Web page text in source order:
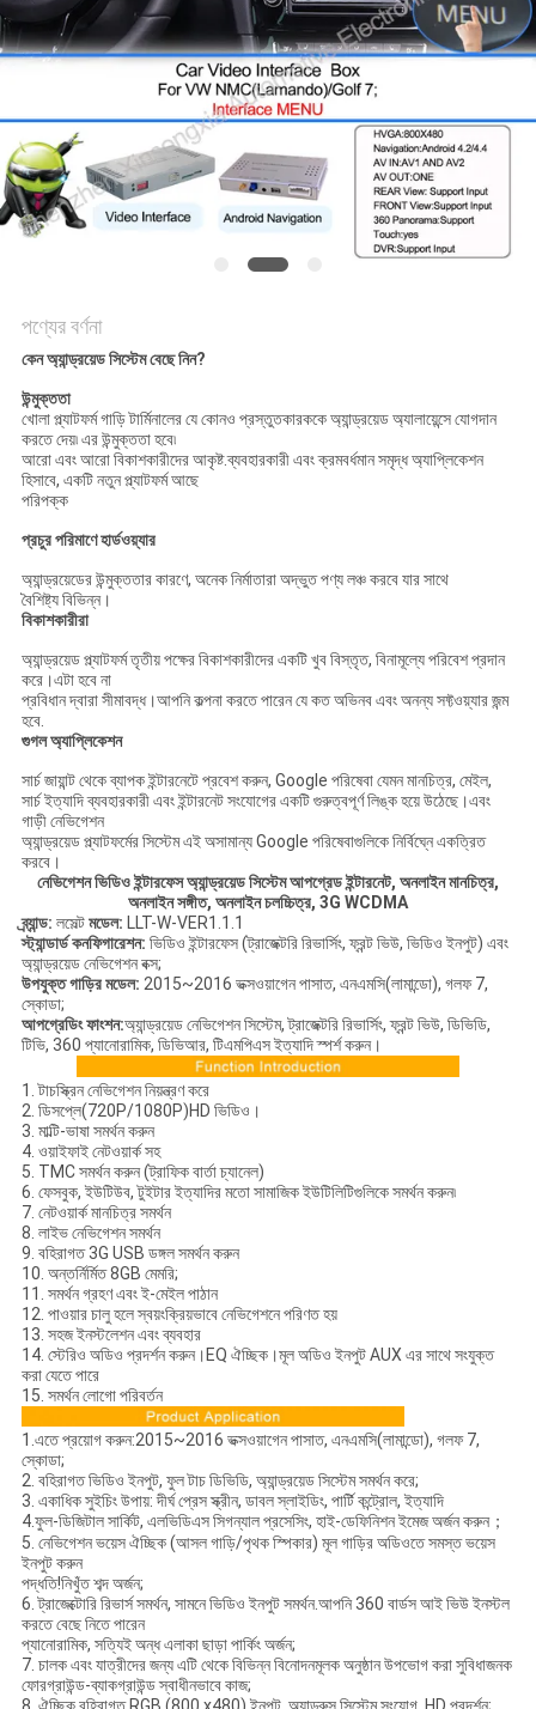
সাইট
ম্যাপ
PRIVACY
POLICY
পণ্যের বর্ণনা
কেন অ্যান্ড্রয়েড সিস্টেম বেছে নিন?
উন্মুক্ততা
খোলা প্ল্যাটফর্ম গাড়ি টার্মিনালের যে কোনও প্রস্তুতকারককে অ্যান্ড্রয়েড অ্যালায়েন্সে যোগদান
করতে দেয়৷ এর উন্মুক্ততা হবে৷
আরো এবং আরো বিকাশকারীদের আকৃষ্ট.ব্যবহারকারী এবং ক্রমবর্ধমান সমৃদ্ধ অ্যাপ্লিকেশন
হিসাবে, একটি নতুন প্ল্যাটফর্ম আছে
পরিপক্ক
প্রচুর পরিমাণে হার্ডওয়্যার
অ্যান্ড্রয়েডের উন্মুক্ততার কারণে, অনেক নির্মাতারা অদ্ভুত পণ্য লঞ্চ করবে যার সাথে
বৈশিষ্ট্য বিভিন্ন।
বিকাশকারীরা
অ্যান্ড্রয়েড প্ল্যাটফর্ম তৃতীয় পক্ষের বিকাশকারীদের একটি খুব বিস্তৃত, বিনামূল্যে পরিবেশ প্রদান
করে।এটা হবে না
প্রবিধান দ্বারা সীমাবদ্ধ।আপনি কল্পনা করতে পারেন যে কত অভিনব এবং অনন্য সফ্টওয়্যার জন্ম
হবে.
গুগল অ্যাপ্লিকেশন
সার্চ জায়ান্ট থেকে ব্যাপক ইন্টারনেটে প্রবেশ করুন, Google পরিষেবা যেমন মানচিত্র, মেইল,
সার্চ ইত্যাদি ব্যবহারকারী এবং ইন্টারনেট সংযোগের একটি গুরুত্বপূর্ণ লিঙ্ক হয়ে উঠেছে।এবং
গাড়ী নেভিগেশন
অ্যান্ড্রয়েড প্ল্যাটফর্মের সিস্টেম এই অসামান্য Google পরিষেবাগুলিকে নির্বিঘ্নে একত্রিত
করবে।
নেভিগেশন ভিডিও ইন্টারফেস অ্যান্ড্রয়েড সিস্টেম আপগ্রেড ইন্টারনেট, অনলাইন মানচিত্র,
অনলাইন সঙ্গীত, অনলাইন চলচ্চিত্র, 3G WCDMA
ব্র্যান্ড: লসেল্টমডেল: LLT-W-VER1.1.1
স্ট্যান্ডার্ড কনফিগারেশন: ভিডিও ইন্টারফেস (ট্রাজেক্টরি রিভার্সিং, ফ্রন্ট ভিউ, ভিডিও ইনপুট) এবং
অ্যান্ড্রয়েড নেভিগেশন বক্স;
উপযুক্ত গাড়ির মডেল: 2015~2016 ভক্সওয়াগেন পাসাত, এনএমসি(লামান্ডো), গলফ 7,
স্কোডা;
আপগ্রেডিং ফাংশন:অ্যান্ড্রয়েড নেভিগেশন সিস্টেম, ট্রাজেক্টরি রিভার্সিং, ফ্রন্ট ভিউ, ডিভিডি,
টিভি, 360 প্যানোরামিক, ডিভিআর, টিএমপিএস ইত্যাদি স্পর্শ করুন।
1. টাচস্ক্রিন নেভিগেশন নিয়ন্ত্রণ করে
2. ডিসপ্লে(720P/1080P)HD ভিডিও।
3. মাল্টি-ভাষা সমর্থন করুন
4. ওয়াইফাই নেটওয়ার্ক সহ
5. TMC সমর্থন করুন (ট্রাফিক বার্তা চ্যানেল)
6. ফেসবুক, ইউটিউব, টুইটার ইত্যাদির মতো সামাজিক ইউটিলিটিগুলিকে সমর্থন করুন৷
7. নেটওয়ার্ক মানচিত্র সমর্থন
8. লাইভ নেভিগেশন সমর্থন
9. বহিরাগত 3G USB ডঙ্গল সমর্থন করুন
10. অন্তর্নির্মিত 8GB মেমরি;
11. সমর্থন গ্রহণ এবং ই-মেইল পাঠান
12. পাওয়ার চালু হলে স্বয়ংক্রিয়ভাবে নেভিগেশনে পরিণত হয়
13. সহজ ইনস্টলেশন এবং ব্যবহার
14. স্টেরিও অডিও প্রদর্শন করুন।EQ ঐচ্ছিক।মূল অডিও ইনপুট AUX এর সাথে সংযুক্ত
করা যেতে পারে
15. সমর্থন লোগো পরিবর্তন
1.এতে প্রয়োগ করুন:2015~2016 ভক্সওয়াগেন পাসাত, এনএমসি(লামান্ডো), গলফ 7,
স্কোডা;
2. বহিরাগত ভিডিও ইনপুট, ফুল টাচ ডিভিডি, অ্যান্ড্রয়েড সিস্টেম সমর্থন করে;
3. একাধিক সুইচিং উপায়: দীর্ঘ প্রেস স্ক্রীন, ডাবল স্লাইডিং, পার্টি কন্ট্রোল, ইত্যাদি
4.ফুল-ডিজিটাল সার্কিট, এলভিডিএস সিগন্যাল প্রসেসিং, হাই-ডেফিনিশন ইমেজ অর্জন করুন；
5. নেভিগেশন ভয়েস ঐচ্ছিক (আসল গাড়ি/পৃথক স্পিকার) মূল গাড়ির অডিওতে সমস্ত ভয়েস
ইনপুট করুন
পদ্ধতি!নিখুঁত শব্দ অর্জন;
6. ট্রাজেক্টোরি রিভার্স সমর্থন, সামনে ভিডিও ইনপুট সমর্থন.আপনি 360 বার্ডস আই ভিউ ইনস্টল
করতে বেছে নিতে পারেন
প্যানোরামিক, সত্যিই অন্ধ এলাকা ছাড়া পার্কিং অর্জন;
7. চালক এবং যাত্রীদের জন্য এটি থেকে বিভিন্ন বিনোদনমূলক অনুষ্ঠান উপভোগ করা সুবিধাজনক
ফোরগ্রাউন্ড-ব্যাকগ্রাউন্ড স্বাধীনভাবে কাজ;